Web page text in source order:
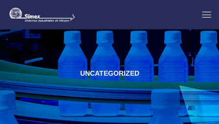
UNCATEGORIZED